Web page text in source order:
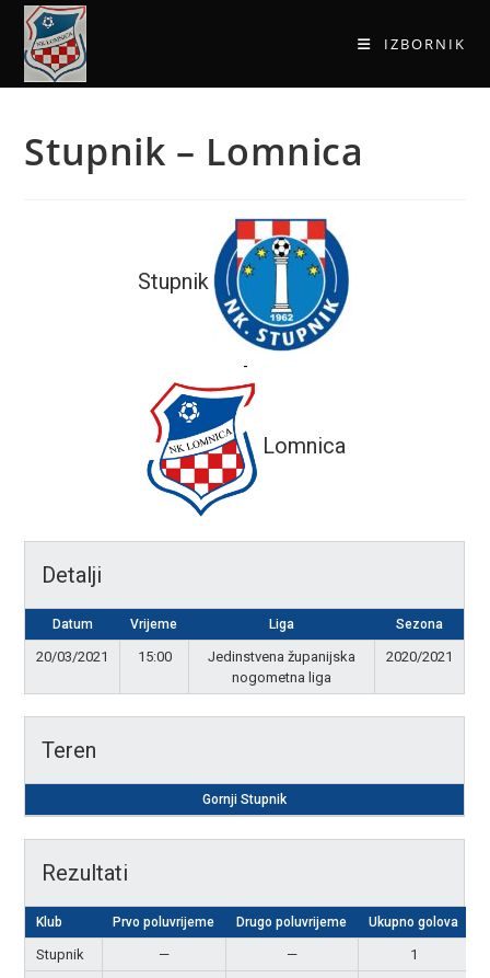
IZBORNIK
Stupnik – Lomnica
Stupnik
-
Lomnica
Detalji
Datum Vrijeme Liga Sezona
20/03/2021 15:00
Jedinstvena županijska
nogometna liga
2020/2021
Teren
Gornji Stupnik
Rezultati
Klub Prvo poluvrijeme Drugo poluvrijeme Ukupno golova
Stupnik — — 1